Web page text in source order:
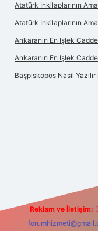
Atatürk Inkilaplarının
Atatürk Inkilaplarının
Ankaranın En Işlek
Ankaranın En Işlek
Başpiskopos Nasil Yazılır
Reklam ve İletişim: